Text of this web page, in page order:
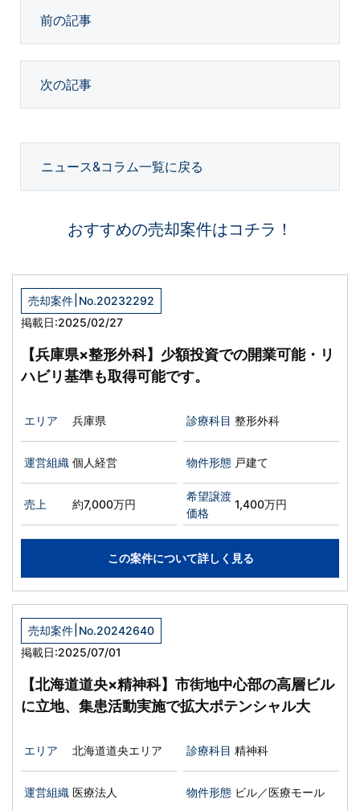
前の記事
次の記事
ニュース&コラム一覧に戻る
おすすめの売却案件はコチラ！
売却案件 No.20232292
掲載日:2025/02/27
【兵庫県×整形外科】少額投資での開業可能・リ
ハビリ基準も取得可能です。
エリア 兵庫県 診療科目 整形外科
運営組織 個人経営 物件形態 戸建て
売上 約7,000万円
希望譲渡
価格
1,400万円
この案件について詳しく見る
売却案件 No.20242640
掲載日:2025/07/01
【北海道道央×精神科】市街地中心部の高層ビル
に立地、集患活動実施で拡大ポテンシャル大
エリア 北海道道央エリア 診療科目 精神科
運営組織 医療法人 物件形態 ビル／医療モール